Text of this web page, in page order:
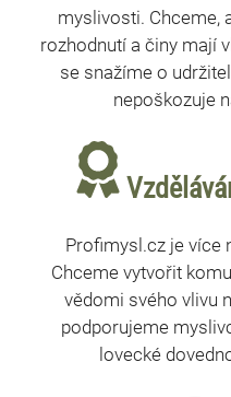
myslivosti. Chceme,
rozhodnutí a činy mají
se snažíme o
nepoškozuje
Profimysl.cz je více
Chceme vytvořit
vědomi svého vlivu
podporujeme
lovecké